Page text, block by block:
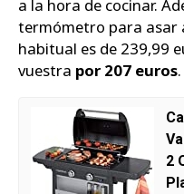
a la hora de cocinar.
termómetro para asar
habitual es de 239,99
vuestra por 207 euros.
2